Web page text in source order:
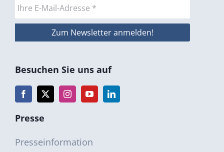
Besuchen Sie uns auf
Presse
Presseinformation